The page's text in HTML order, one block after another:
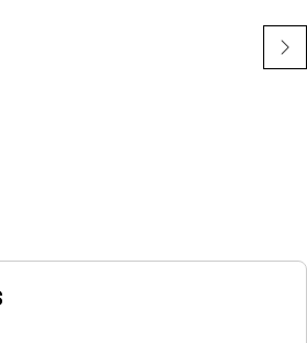
av förarhytten används